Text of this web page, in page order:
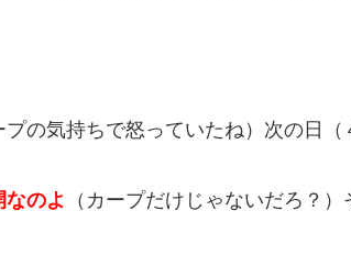
の気持ちで怒っていたね）次の日
のよ
（カープだけじゃないだろ？